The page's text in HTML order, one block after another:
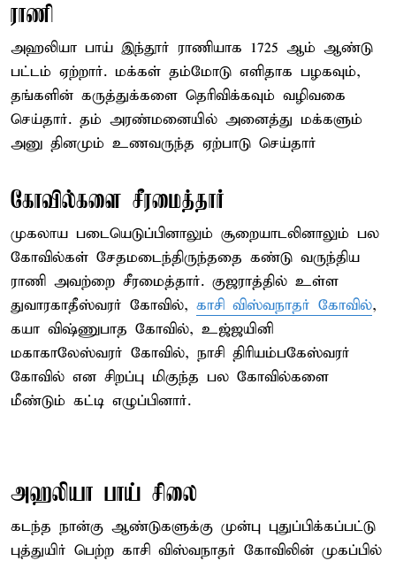
ராணி
அஹலியா பாய் இந்தூர் ராணியாக 1725 ஆம் ஆண்டு
பட்டம் ஏற்றார். மக்கள் தம்மோடு எளிதாக பழகவும்,
தங்களின் கருத்துக்களை தெரிவிக்கவும் வழிவகை
செய்தார். தம் அரண்மனையில் அனைத்து மக்களும்
அனு தினமும் உணவருந்த ஏற்பாடு செய்தார்
கோவில்களை சீரமைத்தார்
முகலாய படையெடுப்பினாலும் சூறையாடலினாலும் பல
கோவில்கள் சேதமடைந்திருந்ததை கண்டு வருந்திய
ராணி அவற்றை சீரமைத்தார். குஜராத்தில் உள்ள
துவாரகாதீஸ்வரர் கோவில், காசி விஸ்வநாதர் கோவில்,
கயா விஷ்ணுபாத கோவில், உஜ்ஜயினி
மகாகாலேஸ்வரர் கோவில், நாசி திரியம்பகேஸ்வரர்
கோவில் என சிறப்பு மிகுந்த பல கோவில்களை
மீண்டும் கட்டி எழுப்பினார்.
அஹலியா பாய் சிலை
கடந்த நான்கு ஆண்டுகளுக்கு முன்பு புதுப்பிக்கப்பட்டு
புத்துயிர் பெற்ற காசி விஸ்வநாதர் கோவிலின் முகப்பில்